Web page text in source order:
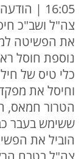
16:05 |
צה"ל ושב"כ
נוספת חוסל
כלי טיס של
וחיסל את מפקד
הטרור חמאס,
ששימש בעבר